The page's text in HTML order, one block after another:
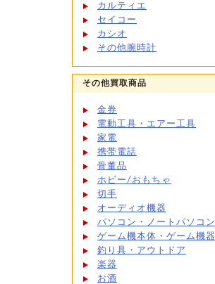
カルティエ
セイコー
カシオ
その他腕時計
その他買取商品
金券
電動工具・エアー工具
家電
携帯電話
骨董品
ホビー/おもちゃ
切手
オーディオ機器
パソコン・ノートパソコン
ゲーム機本体・ゲーム機器
釣り具・アウトドア
楽器
お酒